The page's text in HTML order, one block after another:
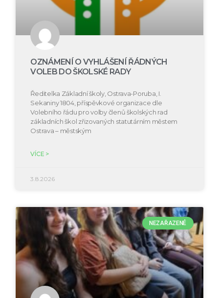
OZNÁMENÍ O VYHLÁŠENÍ ŘÁDNÝCH
VOLEB DO ŠKOLSKÉ RADY
Ředitelka Základní školy, Ostrava-Poruba, I.
Sekaniny 1804, příspěvkové organizace dle
Volebního řádu pro volby členů školských rad
základních škol zřizovaných statutárním městem
Ostrava – městským
VÍCE >
3.8.2026
NEZAŘAZENÉ